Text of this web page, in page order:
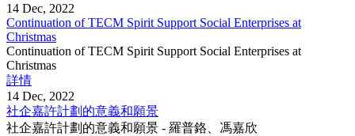
14 Dec, 2022
Continuation of TECM Spirit Support Social Enterprises at
Christmas
Continuation of TECM Spirit Support Social Enterprises at
Christmas
詳情
14 Dec, 2022
社企嘉許計劃的意義和願景
社企嘉許計劃的意義和願景 - 羅普鉻、馮嘉欣